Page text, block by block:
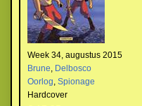
Week 34, augustus 2015
Brune, Delbosco
Oorlog, Spionage
Hardcover